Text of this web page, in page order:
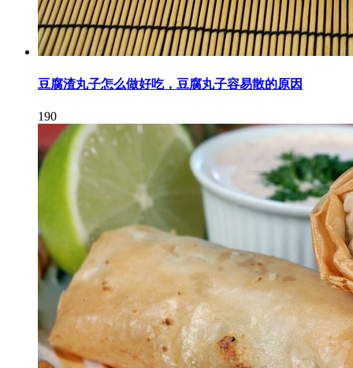
豆腐渣丸子怎么做好吃，豆腐丸子容易散的原因
190